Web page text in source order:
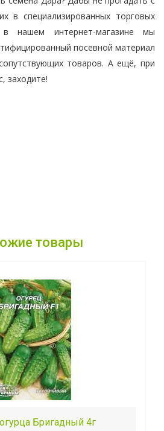
в специализированных торговых
нашем интернет-магазине мы
посевной материал
товаров. А ещё, при
заходите!
товары
Бригадный 4г